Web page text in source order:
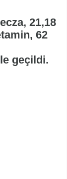
21,18
62
geçildi.